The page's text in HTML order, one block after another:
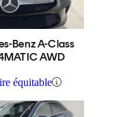
Benz A-Class
AWD
équitable